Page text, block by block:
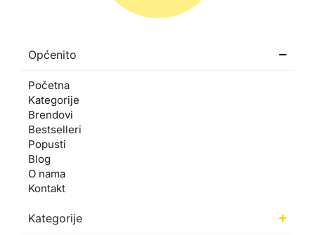
Općenito
Početna
Kategorije
Brendovi
Bestselleri
Popusti
Blog
O nama
Kontakt
Kategorije